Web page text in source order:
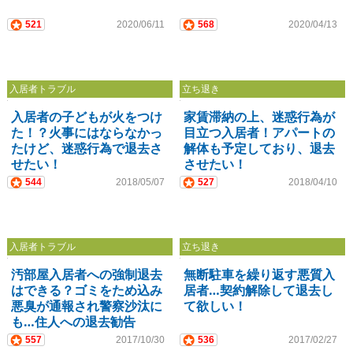
521 2020/06/11 568 2020/04/13
入居者トラブル
入居者の子どもが火をつけ
た！？火事にはならなかっ
たけど、迷惑行為で退去さ
せたい！
544 2018/05/07
立ち退き
家賃滞納の上、迷惑行為が
目立つ入居者！アパートの
解体も予定しており、退去
させたい！
527 2018/04/10
入居者トラブル
汚部屋入居者への強制退去
はできる？ゴミをため込み
悪臭が通報され警察沙汰に
も…住人への退去勧告
557 2017/10/30
立ち退き
無断駐車を繰り返す悪質入
居者…契約解除して退去し
て欲しい！
536 2017/02/27